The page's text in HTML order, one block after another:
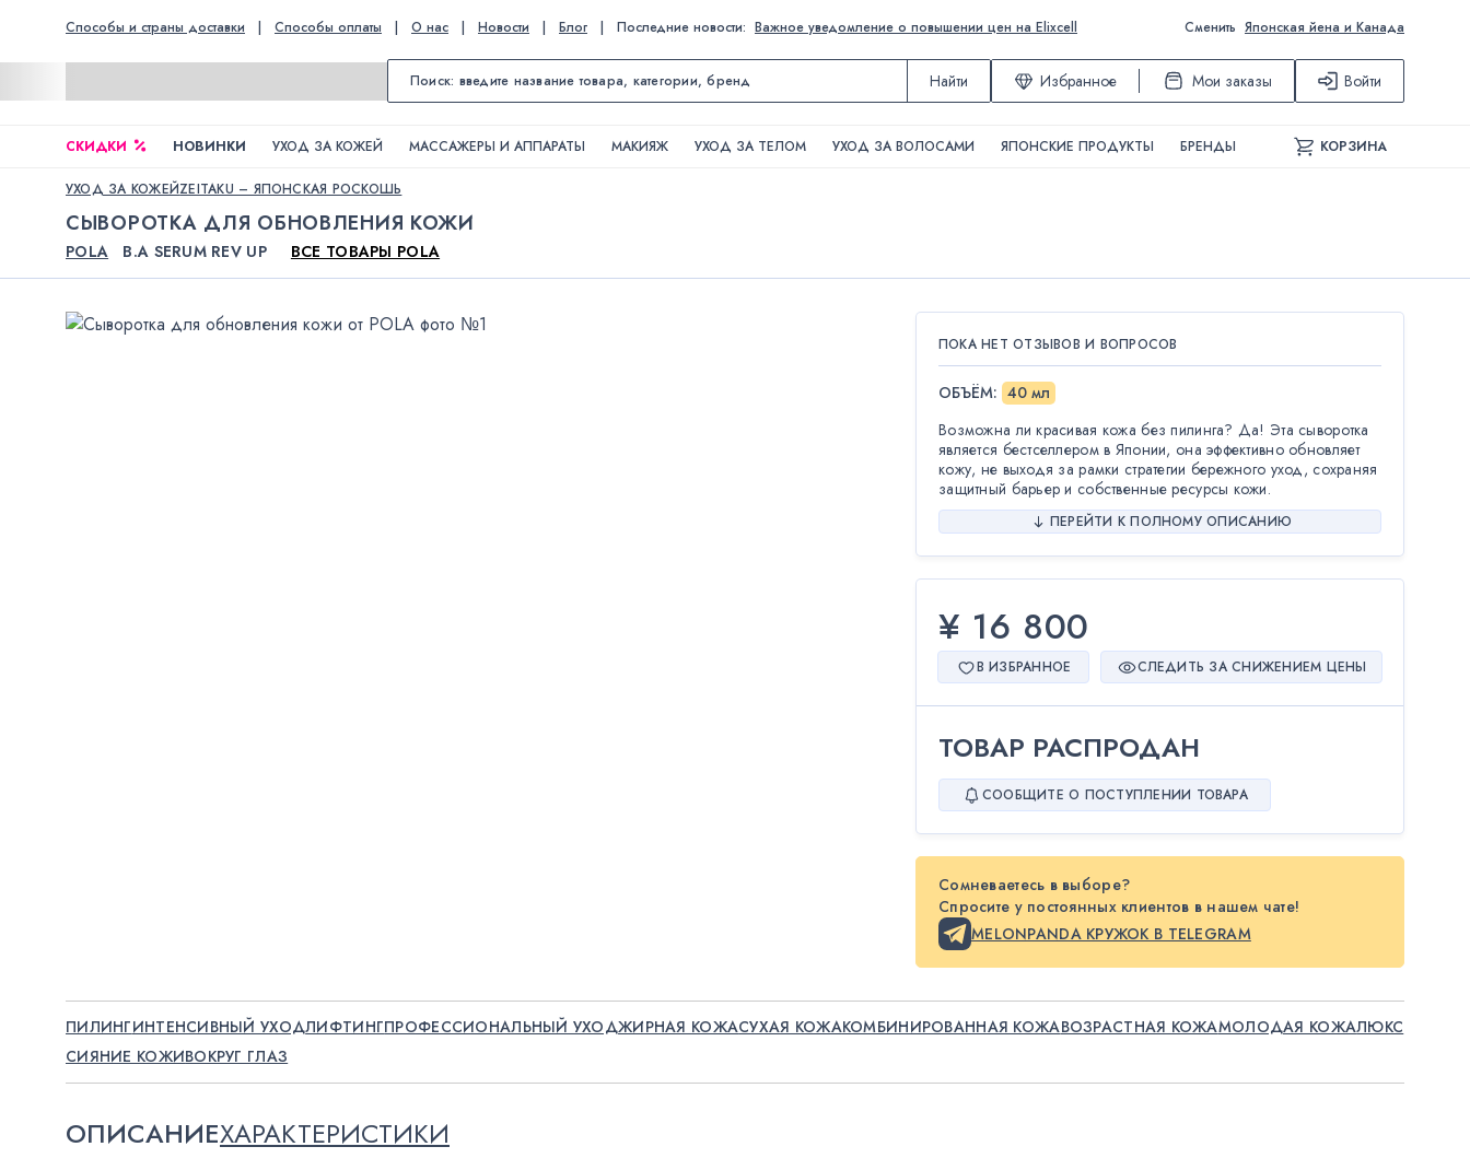
Способы и страны доставки | Способы оплаты | О нас | Новости | Блог | Последние новости: Важное уведомление о повышении цен на Elixcell Сменить Японская йена и Канада
Найти Избранное Мои заказы Войти
СКИДКИ НОВИНКИ УХОД ЗА КОЖЕЙ МАССАЖЕРЫ И АППАРАТЫ МАКИЯЖ УХОД ЗА ТЕЛОМ УХОД ЗА ВОЛОСАМИ ЯПОНСКИЕ ПРОДУКТЫ БРЕНДЫ КОРЗИНА
УХОД ЗА КОЖЕЙZEITAKU – ЯПОНСКАЯ РОСКОШЬ
СЫВОРОТКА ДЛЯ ОБНОВЛЕНИЯ КОЖИ
POLA B.A SERUM REV UP ВСЕ ТОВАРЫ POLA
ПОКА НЕТ ОТЗЫВОВ И ВОПРОСОВ
ОБЪЁМ: 40 мл
Возможна ли красивая кожа без пилинга? Да! Эта сыворотка
является бестселлером в Японии, она эффективно обновляет
кожу, не выходя за рамки стратегии бережного уход, сохраняя
защитный барьер и собственные ресурсы кожи.
ПЕРЕЙТИ К ПОЛНОМУ ОПИСАНИЮ
¥ 16 800
В ИЗБРАННОЕ СЛЕДИТЬ ЗА СНИЖЕНИЕМ ЦЕНЫ
ТОВАР РАСПРОДАН
СООБЩИТЕ О ПОСТУПЛЕНИИ ТОВАРА
Сомневаетесь в выборе?
Спросите у постоянных клиентов в нашем чате!
MELONPANDA КРУЖОК В TELEGRAM
ПИЛИНГИНТЕНСИВНЫЙ УХОДЛИФТИНГПРОФЕССИОНАЛЬНЫЙ УХОДЖИРНАЯ КОЖАСУХАЯ КОЖАКОМБИНИРОВАННАЯ КОЖАВОЗРАСТНАЯ КОЖАМОЛОДАЯ КОЖАЛЮКС
СИЯНИЕ КОЖИВОКРУГ ГЛАЗ
ОПИСАНИЕХАРАКТЕРИСТИКИ